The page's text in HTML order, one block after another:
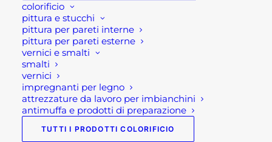
colorificio
pittura e stucchi
pittura per pareti interne
pittura per pareti esterne
vernici e smalti
smalti
vernici
impregnanti per legno
attrezzature da lavoro per imbianchini
antimuffa e prodotti di preparazione
TUTTI I PRODOTTI COLORIFICIO
brevemente alcuni dei vantaggi di ogni
tipologia di barbecue. Scopri qual è il
tipo di elettrodomestico più adatto a te!
Esistono diverse scuole di pensiero a
riguardo ma una tipologia di barbecue
non è necessariamente migliore
dell’altra, dal momento che entrambe
presentano caratteristiche differenti,